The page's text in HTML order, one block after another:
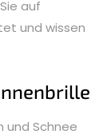
auf
und wissen
und Schnee